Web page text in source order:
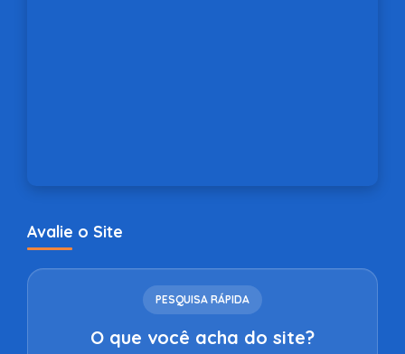
Avalie o Site
PESQUISA RÁPIDA
O que você acha do site?